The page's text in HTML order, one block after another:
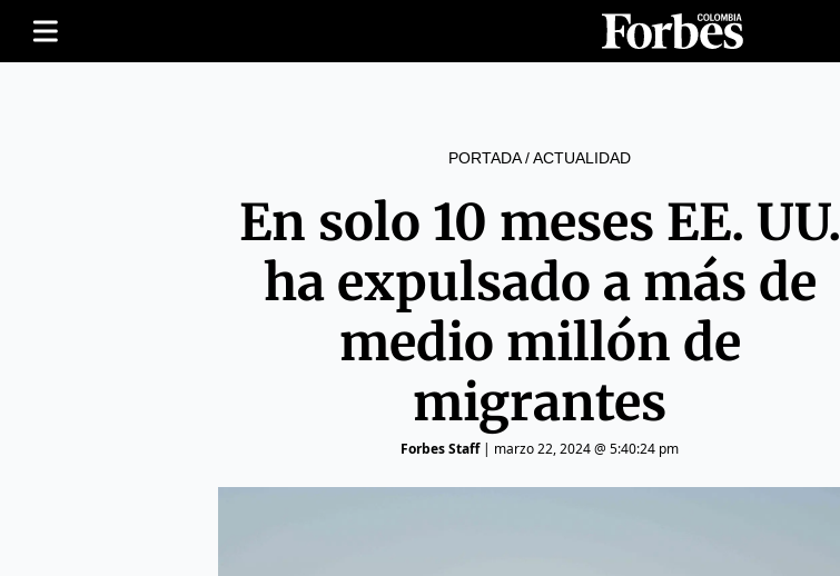
PORTADA/ACTUALIDAD
En solo 10 meses EE. UU.
ha expulsado a más de
medio millón de
migrantes
Forbes Staff| marzo 22, 2024 @ 5:40:24 pm